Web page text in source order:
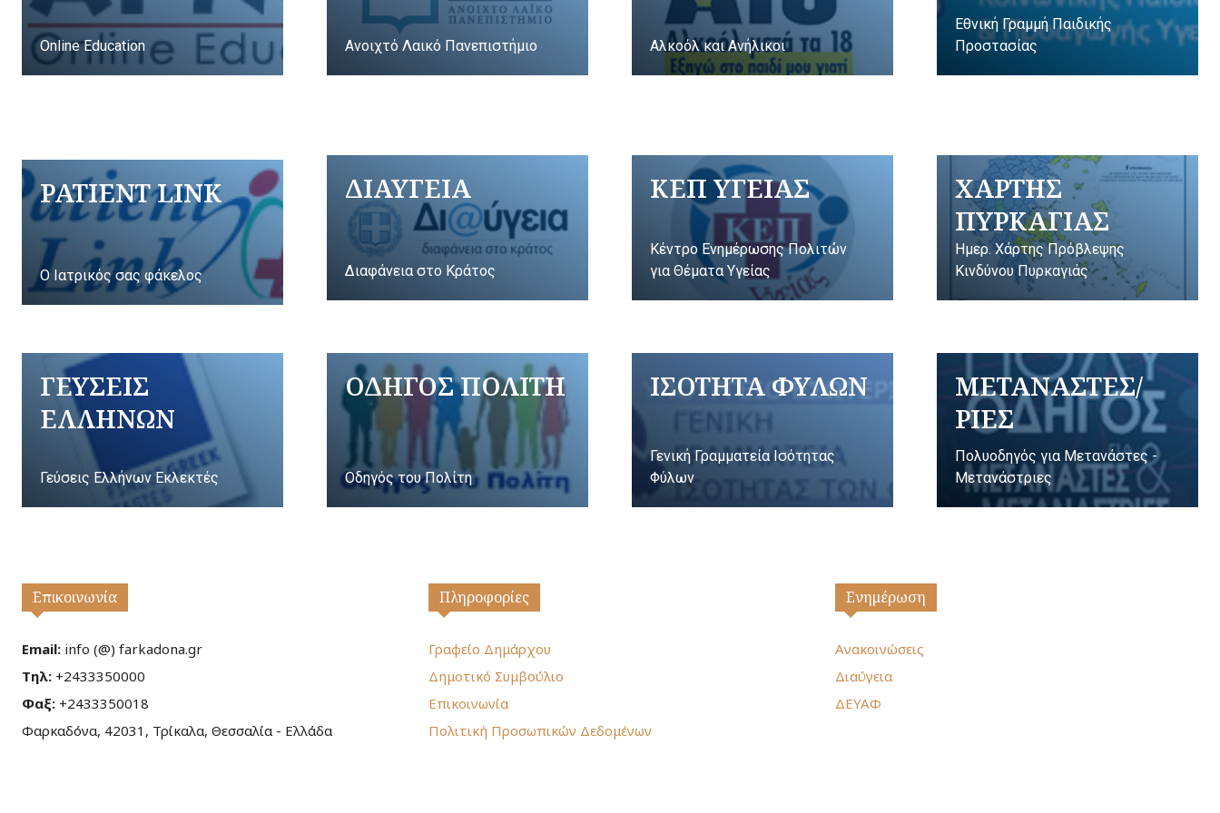
Online Education Ανοιχτό Λαικό Πανεπιστήμιο Αλκοόλ και Ανήλικοι
Εθνική Γραμμή Παιδικής
Προστασίας
PATIENT LINK
Ο Ιατρικός σας φάκελος
ΔΙΑΥΓΕΙΑ
Διαφάνεια στο Κράτος
ΚΕΠ ΥΓΕΙΑΣ
Κέντρο Ενημέρωσης Πολιτών
για Θέματα Υγείας
ΧΑΡΤΗΣ
ΠΥΡΚΑΓΙΑΣ
Ημερ. Χάρτης Πρόβλεψης
Κινδύνου Πυρκαγιάς
ΓΕΥΣΕΙΣ
ΕΛΛΗΝΩΝ
Γεύσεις Ελλήνων Εκλεκτές
ΟΔΗΓΟΣ ΠΟΛΙΤΗ
Οδηγός του Πολίτη
ΙΣΟΤΗΤΑ ΦΥΛΩΝ
Γενική Γραμματεία Ισότητας
Φύλων
ΜΕΤΑΝΑΣΤΕΣ/
ΡΙΕΣ
Πολυοδηγός για Μετανάστες -
Μετανάστριες
Επικοινωνία
Email: info (@) farkadona.gr
Τηλ: +2433350000
Φαξ: +2433350018
Φαρκαδόνα, 42031, Τρίκαλα, Θεσσαλία - Ελλάδα
Πληροφορίες
Γραφείο Δημάρχου
Δημοτικό Συμβούλιο
Επικοινωνία
Πολιτική Προσωπικών Δεδομένων
Ενημέρωση
Ανακοινώσεις
Διαύγεια
ΔΕΥΑΦ